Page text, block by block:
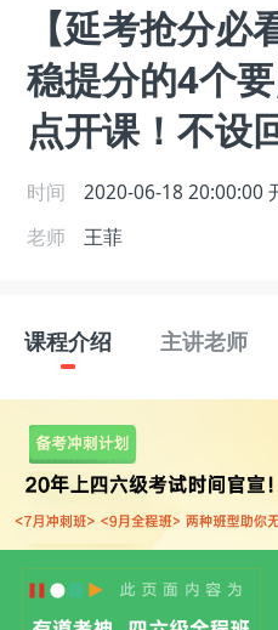
【延考抢分
稳提分的4个
点开课！不设
时间 2020-06-18 20:00:00
老师
王菲
课程介绍 主讲老师